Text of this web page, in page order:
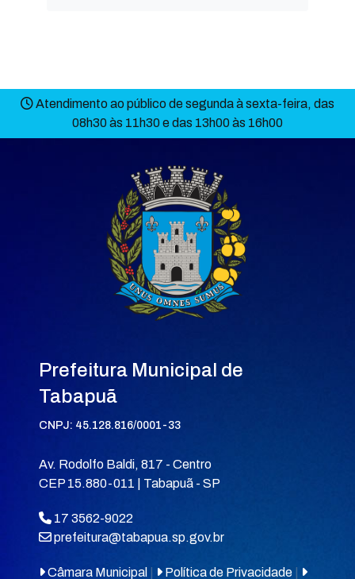
Atendimento ao público de segunda à sexta-feira, das
08h30 às 11h30 e das 13h00 às 16h00
Prefeitura Municipal de
Tabapuã
CNPJ: 45.128.816/0001-33
Av. Rodolfo Baldi, 817 - Centro
CEP 15.880-011 | Tabapuã - SP
17 3562-9022
prefeitura@tabapua.sp.gov.br
Câmara Municipal Política de Privacidade